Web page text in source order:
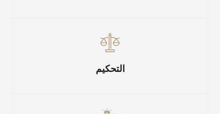
التحكيم